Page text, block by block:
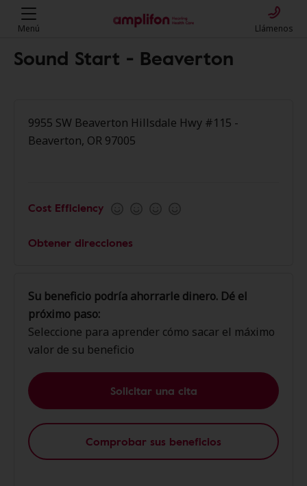
Menú Llámenos
Sound Start - Beaverton
9955 SW Beaverton Hillsdale Hwy #115 -
Beaverton, OR 97005
Cost Efficiency
Obtener direcciones
Su beneficio podría ahorrarle dinero. Dé el
próximo paso:
Seleccione para aprender cómo sacar el máximo
valor de su beneficio
Solicitar una cita
Comprobar sus beneficios